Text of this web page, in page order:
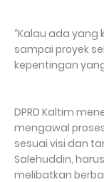
“Kalau ada
sampai proyek
kepentingan
DPRD Kaltim
mengawal
sesuai visi dan
Salehuddin,
melibatkan